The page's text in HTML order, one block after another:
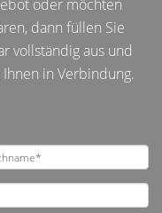
oder möchten
dann füllen Sie
vollständig aus und
in Verbindung.